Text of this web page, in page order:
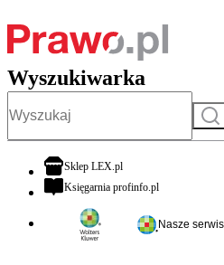
Wyszukiwarka
Sklep LEX.plotwiera się w nowej
Księgarnia profinfo.plotwiera się w
Nasze